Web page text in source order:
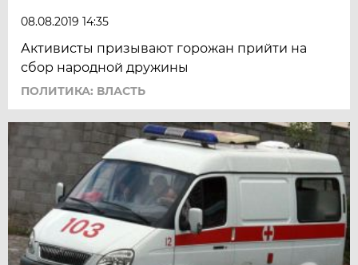
08.08.2019 14:35
Активисты призывают горожан прийти на
сбор народной дружины
ПОЛИТИКА: ВЛАСТЬ